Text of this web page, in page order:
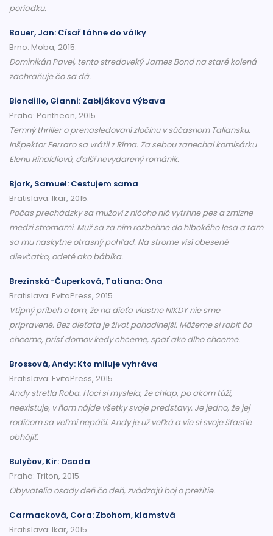
poriadku.
Bauer, Jan: Císař táhne do války
Brno: Moba, 2015.
Dominikán Pavel, tento stredoveký James Bond na staré kolená
zachraňuje čo sa dá.
Biondillo, Gianni: Zabijákova výbava
Praha: Pantheon, 2015.
Temný thriller o prenasledovaní zločinu v súčasnom Taliansku.
Inšpektor Ferraro sa vrátil z Ríma. Za sebou zanechal komisárku
Elenu Rinaldiovú, ďalší nevydarený románik.
Bjork, Samuel: Cestujem sama
Bratislava: Ikar, 2015.
Počas prechádzky sa mužovi z ničoho nič vytrhne pes a zmizne
medzi stromami. Muž sa za ním rozbehne do hlbokého lesa a tam
sa mu naskytne otrasný pohľad. Na strome visí obesené
dievčatko, odeté ako bábika.
Brezinská-Čuperková, Tatiana: Ona
Bratislava: EvitaPress, 2015.
Vtipný príbeh o tom, že na dieťa vlastne NIKDY nie sme
pripravené. Bez dieťaťa je život pohodlnejší. Môžeme si robiť čo
chceme, prísť domov kedy chceme, spať ako dlho chceme.
Brossová, Andy: Kto miluje vyhráva
Bratislava: EvitaPress, 2015.
Andy stretla Roba. Hoci si myslela, že chlap, po akom túži,
neexistuje, v ňom nájde všetky svoje predstavy. Je jedno, že jej
rodičom sa veľmi nepáči. Andy je už veľká a vie si svoje šťastie
obhájiť.
Bulyčov, Kir: Osada
Praha: Triton, 2015.
Obyvatelia osady deň čo deň, zvádzajú boj o prežitie.
Carmacková, Cora: Zbohom, klamstvá
Bratislava: Ikar, 2015.